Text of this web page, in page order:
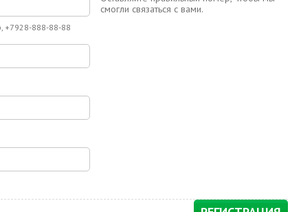
смогли связаться с вами.
+7928-888-88-88